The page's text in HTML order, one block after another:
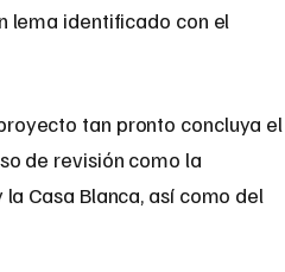
lema identificado con el
tan pronto concluya el
de revisión como la
Casa Blanca, así como del